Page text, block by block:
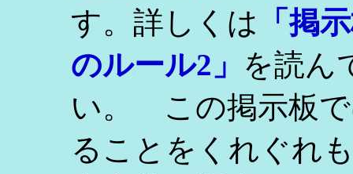
す。詳しくは
「掲
のルール2」 を読ん
い。 この掲示板で
ることをくれぐれ